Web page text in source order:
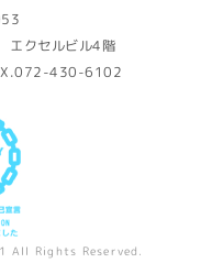
エクセルビル4階
430-6102
All Rights Reserved.